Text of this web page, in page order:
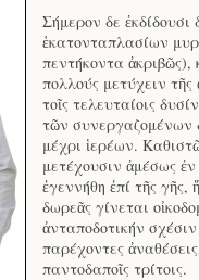
Σήμερον δε ἐκδίδουσι
ἑκατονταπλασίων
πεντήκοντα ἀκριβῶς),
πολλούς μετύχειν
τοῖς τελευταίοις
τῶν συνεργαζομένων
μέχρι ἱερέων.
μετέχουσιν ἀμέσως
ἐγεννήθη ἐπί τῆς γῆς,
δωρεᾶς γίνεται
ἀνταποδοτικήν
παρέχοντες
παντοδαποῖς τρίτοις.